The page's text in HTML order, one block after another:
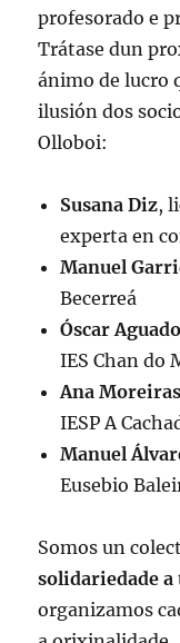
profesorado e
Trátase dun
ánimo de lucro
ilusión dos
Olloboi:
Susana Diz,
experta en
Manuel
Becerreá
Óscar Aguado
IES Chan do
Ana Moreiras
IESP A
Manuel
Eusebio
Somos un
solidariedade
organizamos